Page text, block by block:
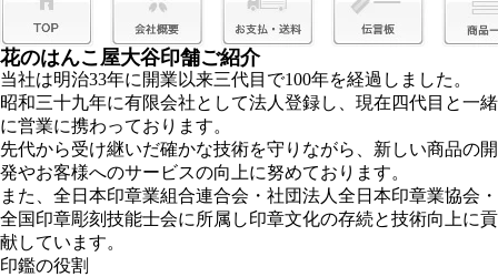
花のはんこ屋大谷印舗ご紹介
当社は明治33年に開業以来三代目で100年を経過しました。
昭和三十九年に有限会社として法人登録し、現在四代目と一緒
に営業に携わっております。
先代から受け継いだ確かな技術を守りながら、新しい商品の開
発やお客様へのサービスの向上に努めております。
また、全日本印章業組合連合会・社団法人全日本印章業協会・
全国印章彫刻技能士会に所属し印章文化の存続と技術向上に貢
献しています。
印鑑の役割